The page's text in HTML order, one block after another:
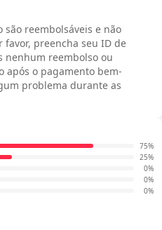
são reembolsáveis e não
favor, preencha seu ID de
nenhum reembolso ou
após o pagamento bem-
problema durante as
75%
25%
0%
0%
0%